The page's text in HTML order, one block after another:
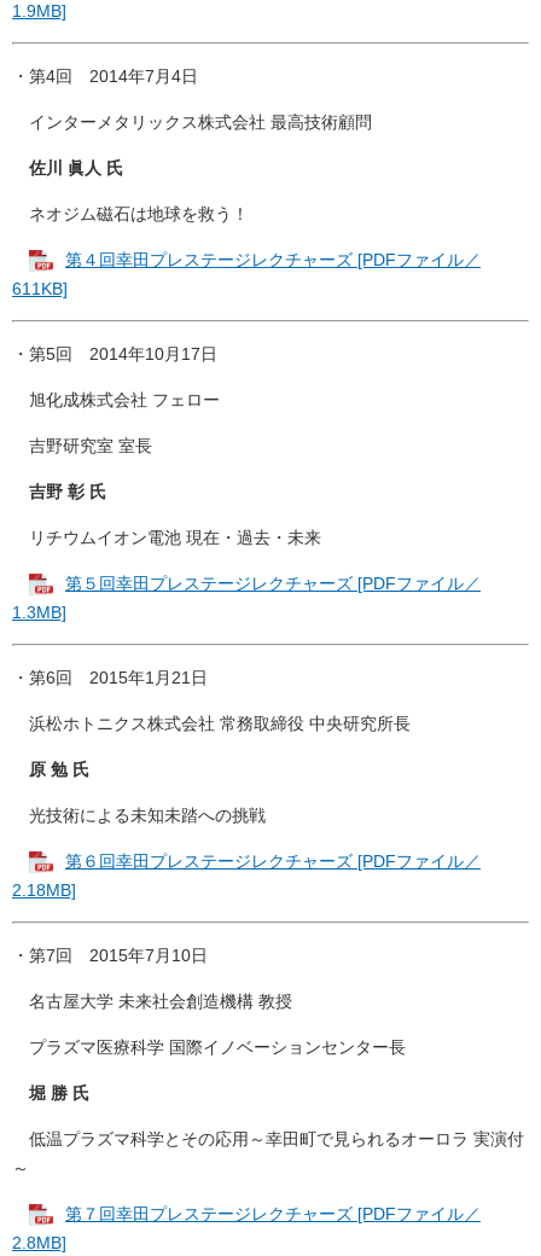
1.9MB]
・第4回 2014年7月4日
インターメタリックス株式会社 最高技術顧問
佐川 眞人 氏
ネオジム磁石は地球を救う！
第４回幸田プレステージレクチャーズ [PDFファイル／
611KB]
・第5回 2014年10月17日
旭化成株式会社 フェロー
吉野研究室 室長
吉野 彰 氏
リチウムイオン電池 現在・過去・未来
第５回幸田プレステージレクチャーズ [PDFファイル／
1.3MB]
・第6回 2015年1月21日
浜松ホトニクス株式会社 常務取締役 中央研究所長
原 勉 氏
光技術による未知未踏への挑戦
第６回幸田プレステージレクチャーズ [PDFファイル／
2.18MB]
・第7回 2015年7月10日
名古屋大学 未来社会創造機構 教授
プラズマ医療科学 国際イノベーションセンター長
堀 勝 氏
低温プラズマ科学とその応用～幸田町で見られるオーロラ 実演付
～
第７回幸田プレステージレクチャーズ [PDFファイル／
2.8MB]